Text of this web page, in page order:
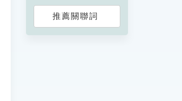
推薦關聯詞